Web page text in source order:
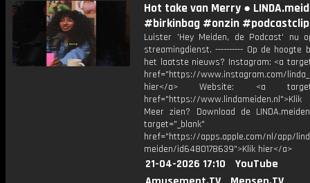
Hot take van Merry ●
#birkinbag #onzin
Luister 'Hey Meiden, de Podcast' nu
streamingdienst. ---------- Op de hoogte
het laatste nieuws? Instagram: <a
href="https://www.instagram.com/
hier</a> Website: <a
href="https://
Meer zien? Download de
target="_blank"
href="https://apps.apple.com/nl/app/
meiden/id6480178639">Klik hier</a>
21-04-2026 17:10
YouTube